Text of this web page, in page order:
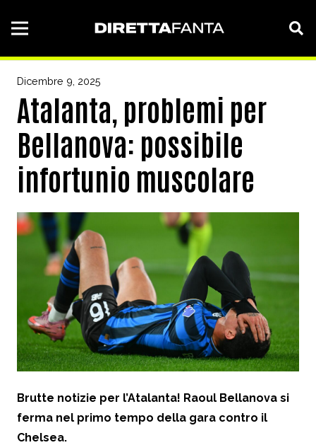
Dicembre 9, 2025
Atalanta, problemi per
Bellanova: possibile
infortunio muscolare
Brutte notizie per l’Atalanta! Raoul Bellanova si
ferma nel primo tempo della gara contro il
Chelsea.